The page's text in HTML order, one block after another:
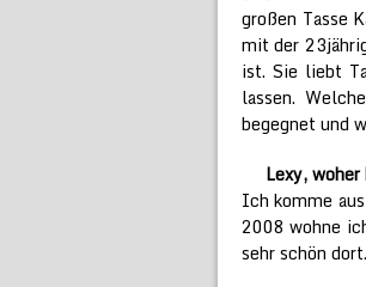
großen Tasse
mit der
ist. Sie liebt
lassen.
begegnet und
Lexy,
Ich komme
2008 wohne
sehr schön